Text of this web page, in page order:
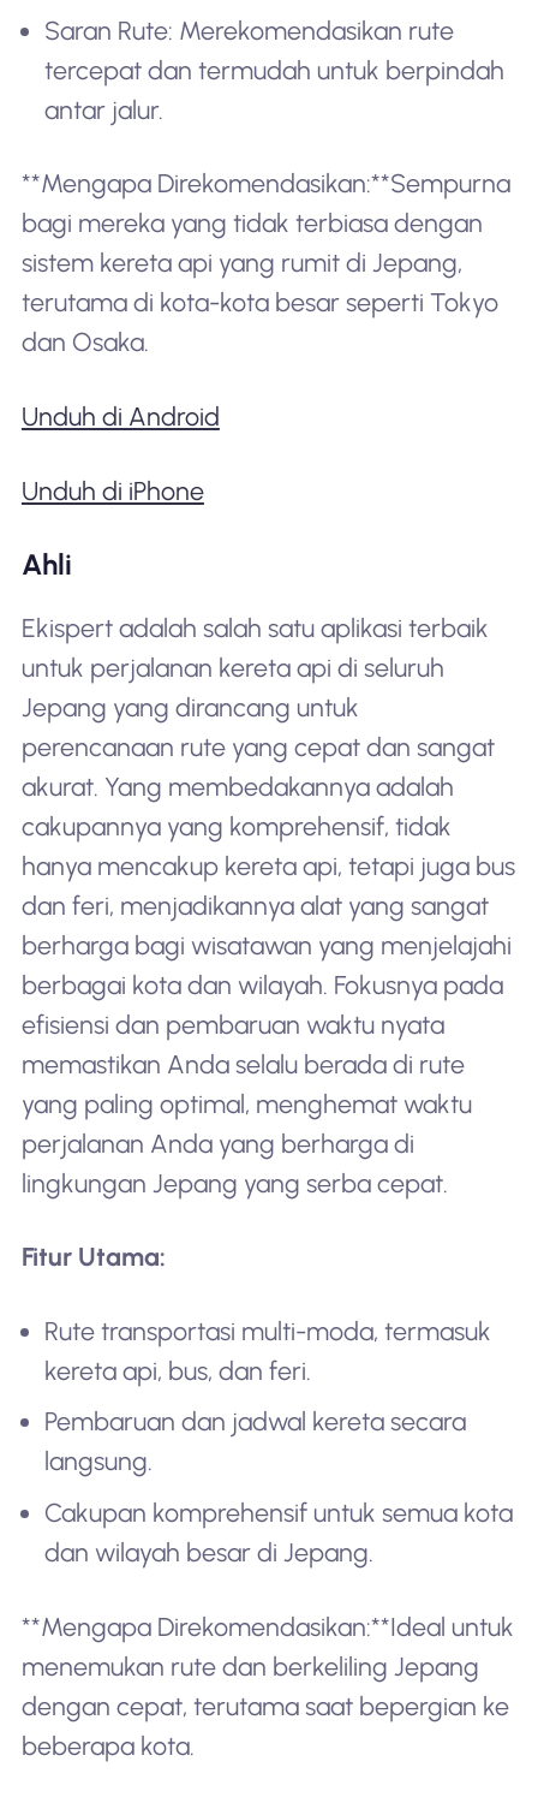
Saran Rute: Merekomendasikan rute
tercepat dan termudah untuk berpindah
antar jalur.
**Mengapa Direkomendasikan:**Sempurna
bagi mereka yang tidak terbiasa dengan
sistem kereta api yang rumit di Jepang,
terutama di kota-kota besar seperti Tokyo
dan Osaka.
Unduh di Android
Unduh di iPhone
Ahli
Ekispert adalah salah satu aplikasi terbaik
untuk perjalanan kereta api di seluruh
Jepang yang dirancang untuk
perencanaan rute yang cepat dan sangat
akurat. Yang membedakannya adalah
cakupannya yang komprehensif, tidak
hanya mencakup kereta api, tetapi juga bus
dan feri, menjadikannya alat yang sangat
berharga bagi wisatawan yang menjelajahi
berbagai kota dan wilayah. Fokusnya pada
efisiensi dan pembaruan waktu nyata
memastikan Anda selalu berada di rute
yang paling optimal, menghemat waktu
perjalanan Anda yang berharga di
lingkungan Jepang yang serba cepat.
Fitur Utama:
Rute transportasi multi-moda, termasuk
kereta api, bus, dan feri.
Pembaruan dan jadwal kereta secara
langsung.
Cakupan komprehensif untuk semua kota
dan wilayah besar di Jepang.
**Mengapa Direkomendasikan:**Ideal untuk
menemukan rute dan berkeliling Jepang
dengan cepat, terutama saat bepergian ke
beberapa kota.